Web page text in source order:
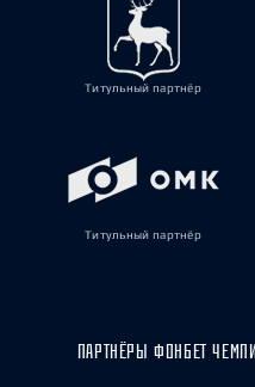
Титульный партнёр
Титульный партнёр
ПАРТНЁРЫ ФОНБЕТ